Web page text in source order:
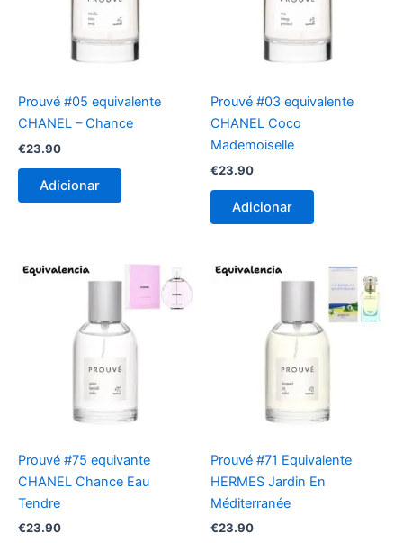
Prouvé #05 equivalente
CHANEL – Chance
€23.90
Adicionar
Prouvé #03 equivalente
CHANEL Coco
Mademoiselle
€23.90
Adicionar
Prouvé #75 equivante
CHANEL Chance Eau
Tendre
€23.90
Prouvé #71 Equivalente
HERMES Jardin En
Méditerranée
€23.90